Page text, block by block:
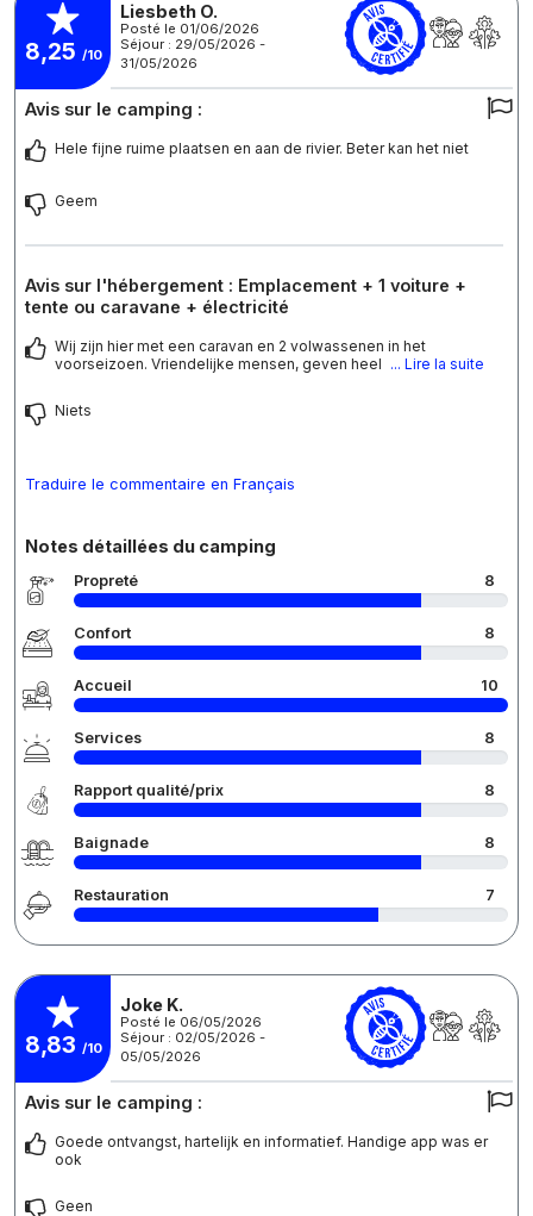
8,25 /10
Liesbeth O.
Posté le 01/06/2026
Séjour : 29/05/2026 -
31/05/2026
Avis sur le camping :
Hele fijne ruime plaatsen en aan de rivier. Beter kan het niet
Geem
Avis sur l'hébergement : Emplacement + 1 voiture +
tente ou caravane + électricité
Wij zijn hier met een caravan en 2 volwassenen in het
voorseizoen. Vriendelijke mensen, geven heel ... Lire la suite
Niets
Traduire le commentaire en Français
Notes détaillées du camping
Propreté 8
Confort 8
Accueil 10
Services 8
Rapport qualité/prix 8
Baignade 8
Restauration 7
8,83 /10
Joke K.
Posté le 06/05/2026
Séjour : 02/05/2026 -
05/05/2026
Avis sur le camping :
Goede ontvangst, hartelijk en informatief. Handige app was er
ook
Geen